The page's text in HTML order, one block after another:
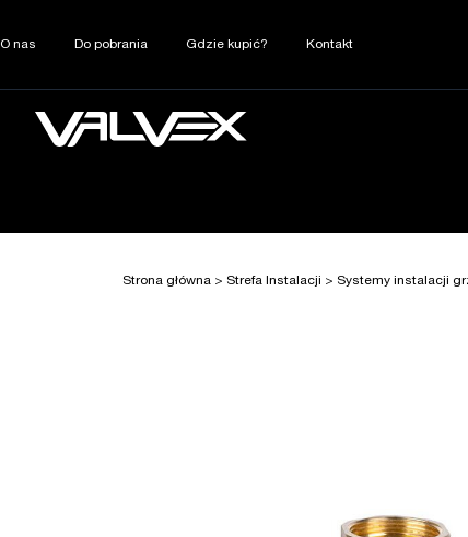
O nas Do pobrania Gdzie kupić? Kontakt
Strona główna > Strefa Instalacji > Systemy instalacji